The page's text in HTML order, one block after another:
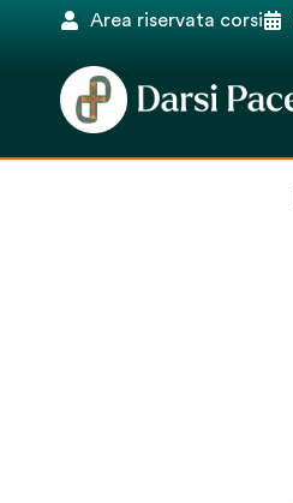
Area riservata corsi